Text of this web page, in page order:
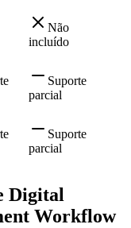
Não
incluído
Suporte
parcial
Suporte
parcial
Digital
Workflow